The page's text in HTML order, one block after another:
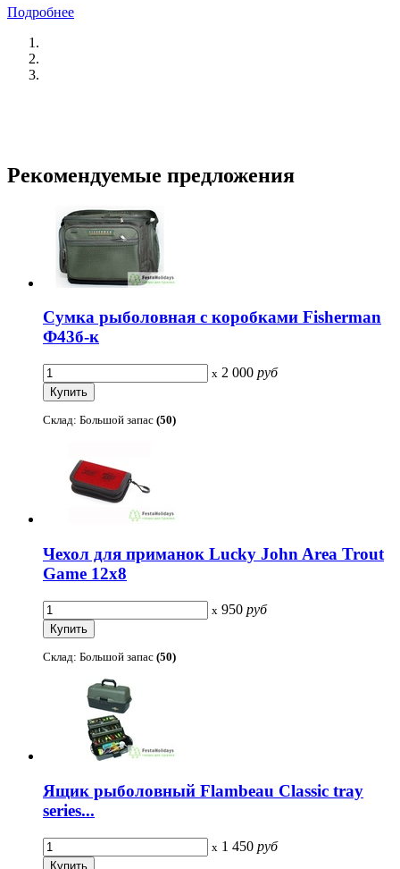
Подробнее
Рекомендуемые предложения
Сумка рыболовная с коробками Fisherman
Ф43б-к
x 2 000 руб
Склад: Большой запас (50)
Чехол для приманок Lucky John Area Trout
Game 12х8
x 950 руб
Склад: Большой запас (50)
Ящик рыболовный Flambeau Classic tray
series...
x 1 450 руб